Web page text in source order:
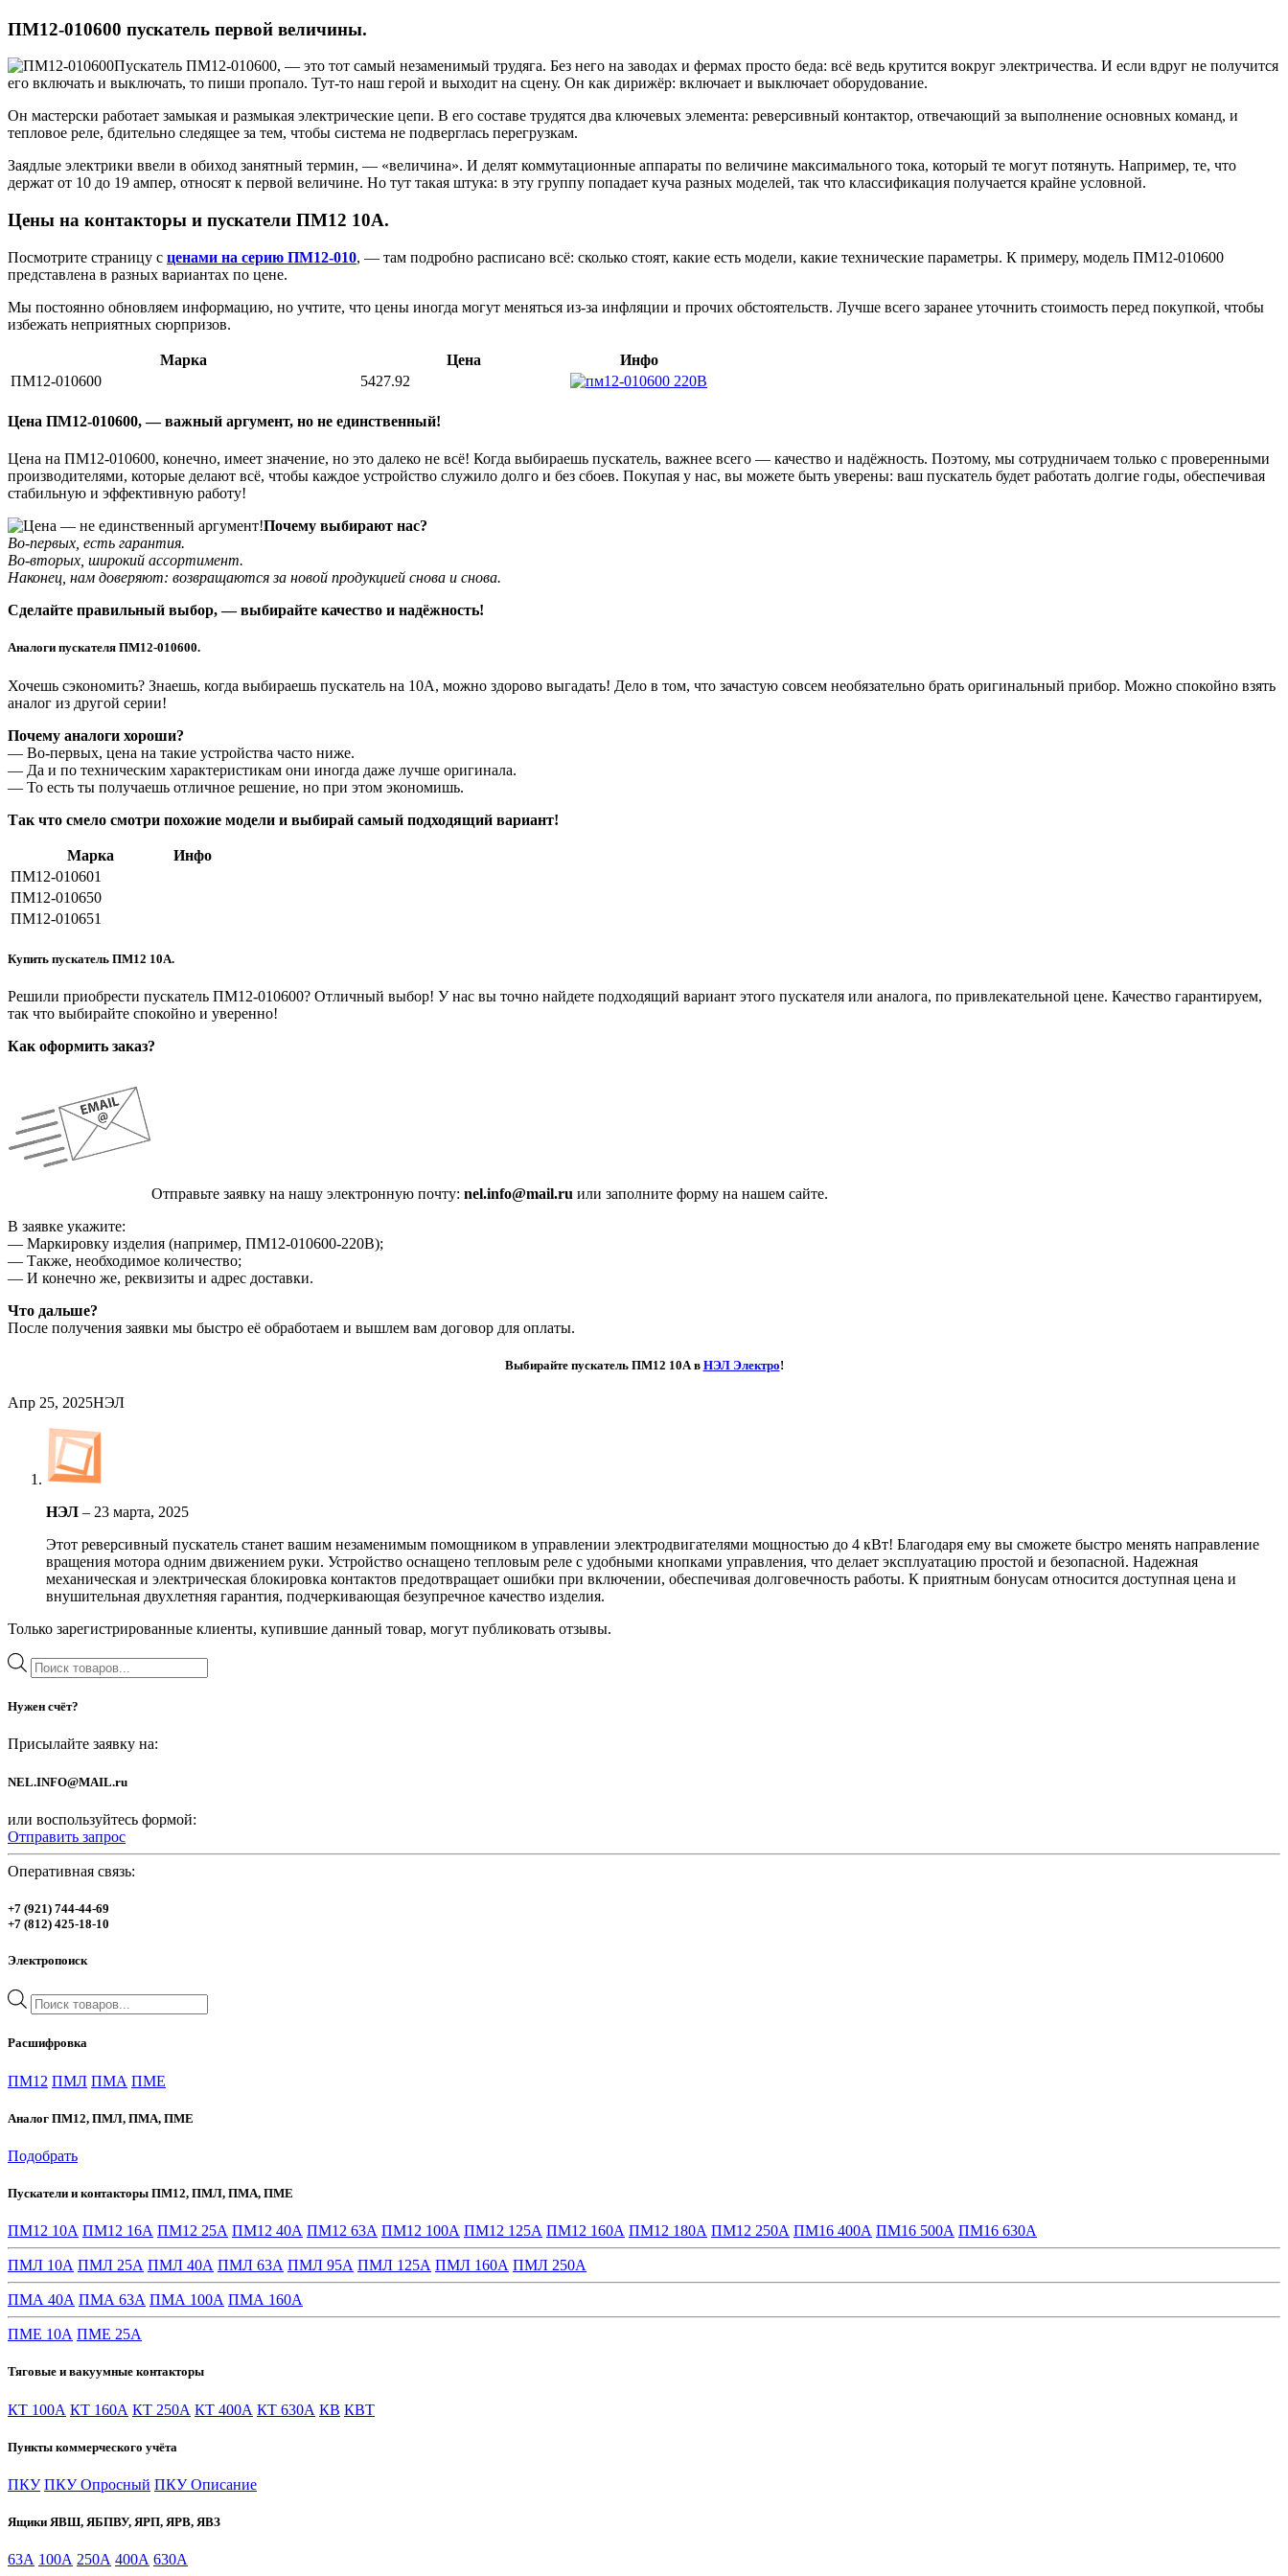
ПМ12-010600 пускатель первой величины.
Пускатель ПМ12-010600, — это тот самый незаменимый трудяга. Без него на заводах и фермах просто беда: всё ведь крутится вокруг электричества. И если вдруг не получится
его включать и выключать, то пиши пропало. Тут-то наш герой и выходит на сцену. Он как дирижёр: включает и выключает оборудование.
Он мастерски работает замыкая и размыкая электрические цепи. В его составе трудятся два ключевых элемента: реверсивный контактор, отвечающий за выполнение основных команд, и
тепловое реле, бдительно следящее за тем, чтобы система не подверглась перегрузкам.
Заядлые электрики ввели в обиход занятный термин, — «величина». И делят коммутационные аппараты по величине максимального тока, который те могут потянуть. Например, те, что
держат от 10 до 19 ампер, относят к первой величине. Но тут такая штука: в эту группу попадает куча разных моделей, так что классификация получается крайне условной.
Цены на контакторы и пускатели ПМ12 10А.
Посмотрите страницу с ценами на серию ПМ12-010, — там подробно расписано всё: сколько стоят, какие есть модели, какие технические параметры. К примеру, модель ПМ12-010600
представлена в разных вариантах по цене.
Мы постоянно обновляем информацию, но учтите, что цены иногда могут меняться из-за инфляции и прочих обстоятельств. Лучше всего заранее уточнить стоимость перед покупкой, чтобы
избежать неприятных сюрпризов.
Марка Цена
Инфо
ПМ12-010600
5427.92
Цена ПМ12-010600, — важный аргумент, но не единственный!
Цена на ПМ12-010600, конечно, имеет значение, но это далеко не всё! Когда выбираешь пускатель, важнее всего — качество и надёжность. Поэтому, мы сотрудничаем только с проверенными
производителями, которые делают всё, чтобы каждое устройство служило долго и без сбоев. Покупая у нас, вы можете быть уверены: ваш пускатель будет работать долгие годы, обеспечивая
стабильную и эффективную работу!
Почему выбирают нас?
Во-первых, есть гарантия.
Во-вторых, широкий ассортимент.
Наконец, нам доверяют: возвращаются за новой продукцией снова и снова.
Сделайте правильный выбор, — выбирайте качество и надёжность!
Аналоги пускателя ПМ12-010600.
Хочешь сэкономить? Знаешь, когда выбираешь пускатель на 10А, можно здорово выгадать! Дело в том, что зачастую совсем необязательно брать оригинальный прибор. Можно спокойно взять
аналог из другой серии!
Почему аналоги хороши?
— Во-первых, цена на такие устройства часто ниже.
— Да и по техническим характеристикам они иногда даже лучше оригинала.
— То есть ты получаешь отличное решение, но при этом экономишь.
Так что смело смотри похожие модели и выбирай самый подходящий вариант!
Марка
Инфо
ПМ12-010601
ПМ12-010650
ПМ12-010651
Купить пускатель ПМ12 10А.
Решили приобрести пускатель ПМ12-010600? Отличный выбор! У нас вы точно найдете подходящий вариант этого пускателя или аналога, по привлекательной цене. Качество гарантируем,
так что выбирайте спокойно и уверенно!
Как оформить заказ?
Отправьте заявку на нашу электронную почту: nel.info@mail.ru или заполните форму на нашем сайте.
В заявке укажите:
— Маркировку изделия (например, ПМ12-010600-220В);
— Также, необходимое количество;
— И конечно же, реквизиты и адрес доставки.
Что дальше?
После получения заявки мы быстро её обработаем и вышлем вам договор для оплаты.
Выбирайте пускатель ПМ12 10А в НЭЛ Электро!
Апр 25, 2025НЭЛ
НЭЛ – 23 марта, 2025
Этот реверсивный пускатель станет вашим незаменимым помощником в управлении электродвигателями мощностью до 4 кВт! Благодаря ему вы сможете быстро менять направление
вращения мотора одним движением руки. Устройство оснащено тепловым реле с удобными кнопками управления, что делает эксплуатацию простой и безопасной. Надежная
механическая и электрическая блокировка контактов предотвращает ошибки при включении, обеспечивая долговечность работы. К приятным бонусам относится доступная цена и
внушительная двухлетняя гарантия, подчеркивающая безупречное качество изделия.
Только зарегистрированные клиенты, купившие данный товар, могут публиковать отзывы.
Поиск
товаров
Нужен счёт?
Присылайте заявку на:
NEL.INFO@MAIL.ru
или воспользуйтесь формой:
Отправить запрос
Оперативная связь:
+7 (921) 744-44-69
+7 (812) 425-18-10
Электропоиск
Поиск
товаров
Расшифровка
ПМ12 ПМЛ ПМА ПМЕ
Аналог ПМ12, ПМЛ, ПМА, ПМЕ
Подобрать
Пускатели и контакторы ПМ12, ПМЛ, ПМА, ПМЕ
ПМ12 10А ПМ12 16А ПМ12 25А ПМ12 40А ПМ12 63А ПМ12 100А ПМ12 125А ПМ12 160А ПМ12 180А ПМ12 250А ПМ16 400А ПМ16 500А ПМ16 630А
ПМЛ 10А ПМЛ 25А ПМЛ 40А ПМЛ 63А ПМЛ 95А ПМЛ 125А ПМЛ 160А ПМЛ 250А
ПМА 40А ПМА 63А ПМА 100А ПМА 160А
ПМЕ 10А ПМЕ 25А
Тяговые и вакуумные контакторы
КТ 100А КТ 160А КТ 250А КТ 400А КТ 630А КВ КВТ
Пункты коммерческого учёта
ПКУ ПКУ Опросный ПКУ Описание
Ящики ЯВШ, ЯБПВУ, ЯРП, ЯРВ, ЯВЗ
63А 100А 250А 400А 630А